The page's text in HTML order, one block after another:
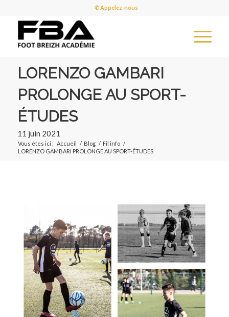
✆ Appelez-nous
LORENZO GAMBARI
PROLONGE AU SPORT-
ÉTUDES
11 juin 2021
Vous êtes ici : Accueil / Blog / Fil info /
LORENZO GAMBARI PROLONGE AU SPORT-ÉTUDES